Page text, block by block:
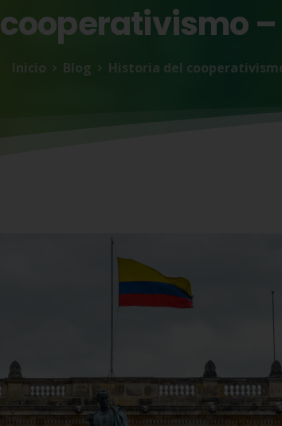
cooperativismo–
Inicio Blog Historia del